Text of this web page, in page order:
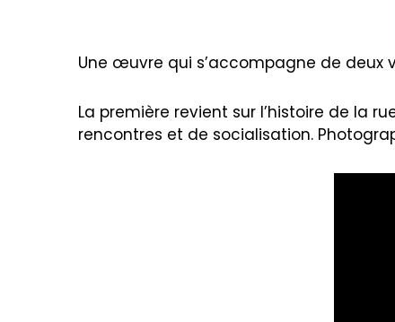
Une œuvre qui s’accompagne de
La première revient sur l’histoire de la
rencontres et de socialisation.